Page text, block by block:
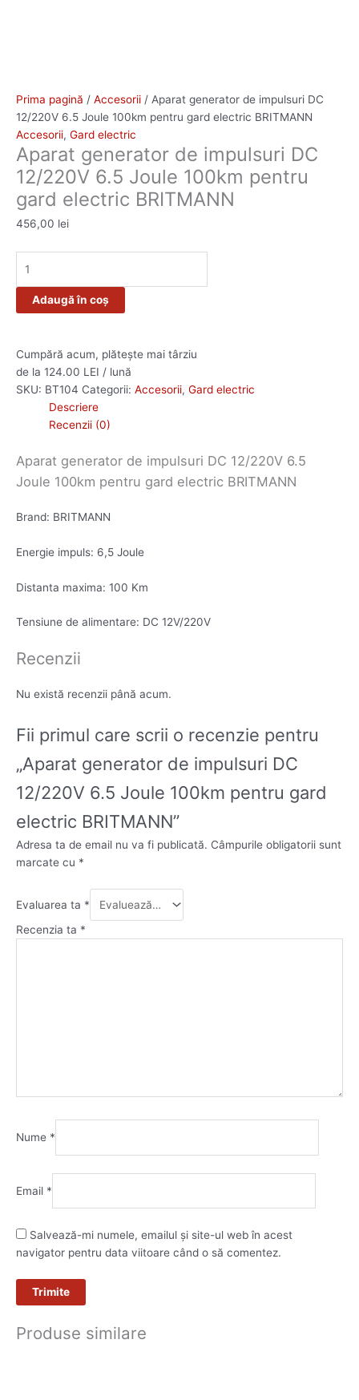
Prima pagină / Accesorii / Aparat generator de impulsuri DC
12/220V 6.5 Joule 100km pentru gard electric BRITMANN
Accesorii, Gard electric
Aparat generator de impulsuri DC
12/220V 6.5 Joule 100km pentru
gard electric BRITMANN
456,00 lei
Adaugă în coș
Cumpără acum, plătește mai târziu
de la 124.00 LEI / lună
SKU: BT104 Categorii: Accesorii, Gard electric
Descriere
Recenzii (0)
Aparat generator de impulsuri DC 12/220V 6.5
Joule 100km pentru gard electric BRITMANN
Brand: BRITMANN
Energie impuls: 6,5 Joule
Distanta maxima: 100 Km
Tensiune de alimentare: DC 12V/220V
Recenzii
Nu există recenzii până acum.
Fii primul care scrii o recenzie pentru
„Aparat generator de impulsuri DC
12/220V 6.5 Joule 100km pentru gard
electric BRITMANN”
Adresa ta de email nu va fi publicată. Câmpurile obligatorii sunt
marcate cu *
Evaluarea ta *
Recenzia ta *
Nume *
Email *
Salvează-mi numele, emailul și site-ul web în acest
navigator pentru data viitoare când o să comentez.
Produse similare